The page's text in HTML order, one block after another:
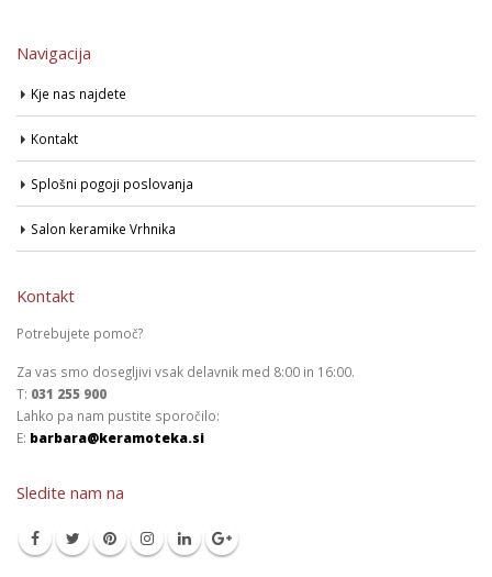
Navigacija
Kje nas najdete
Kontakt
Splošni pogoji poslovanja
Salon keramike Vrhnika
Kontakt
Potrebujete pomoč?
Za vas smo dosegljivi vsak delavnik med 8:00 in 16:00.
T: 031 255 900
Lahko pa nam pustite sporočilo:
E: barbara@keramoteka.si
Sledite nam na